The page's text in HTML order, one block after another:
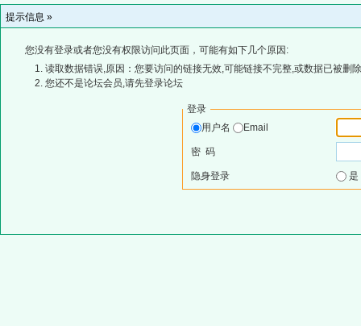
提示信息 »
您没有登录或者您没有权限访问此页面，可能有如下几个原因:
读取数据错误,原因：您要访问的链接无效,可能链接不完整,或数据已被删
您还不是论坛会员,请先登录论坛
登录
用户名
Email
密 码
隐身登录